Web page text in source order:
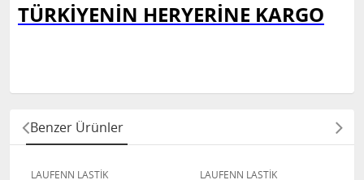
TÜRKİYENİN HERYERİNE KARGO
Benzer Ürünler
LAUFENN LASTİK LAUFENN LASTİK